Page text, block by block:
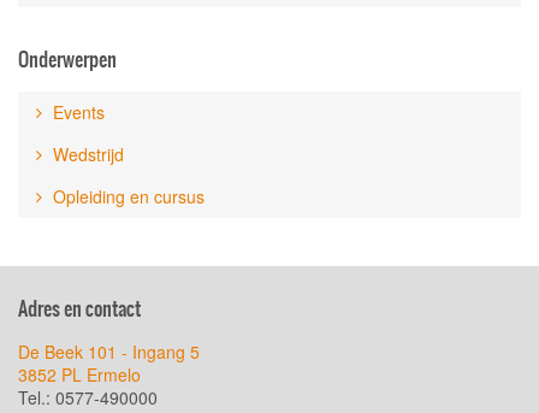
Onderwerpen
Events
Wedstrijd
Opleiding en cursus
Adres en contact
De Beek 101 - Ingang 5
3852 PL Ermelo
Tel.: 0577-490000